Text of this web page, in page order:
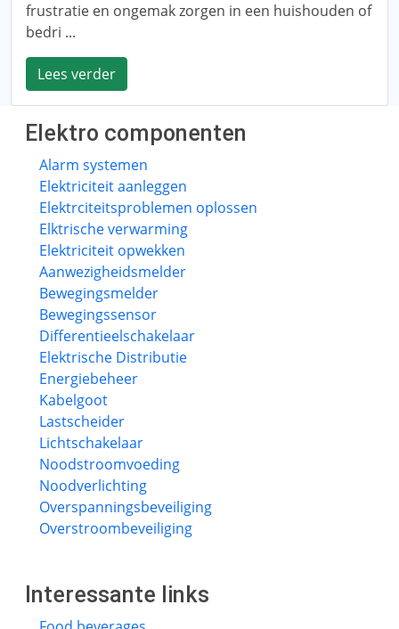
frustratie en ongemak zorgen in een huishouden of
bedri ...
Lees verder
Elektro componenten
Alarm systemen
Elektriciteit aanleggen
Elektrciteitsproblemen oplossen
Elktrische verwarming
Elektriciteit opwekken
Aanwezigheidsmelder
Bewegingsmelder
Bewegingssensor
Differentieelschakelaar
Elektrische Distributie
Energiebeheer
Kabelgoot
Lastscheider
Lichtschakelaar
Noodstroomvoeding
Noodverlichting
Overspanningsbeveiliging
Overstroombeveiliging
Interessante links